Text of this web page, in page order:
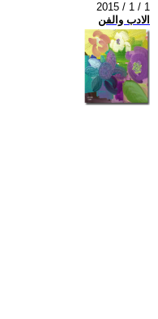
2015 / 1 / 1
الادب والفن